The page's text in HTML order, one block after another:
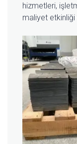
hizmetleri,
maliyet